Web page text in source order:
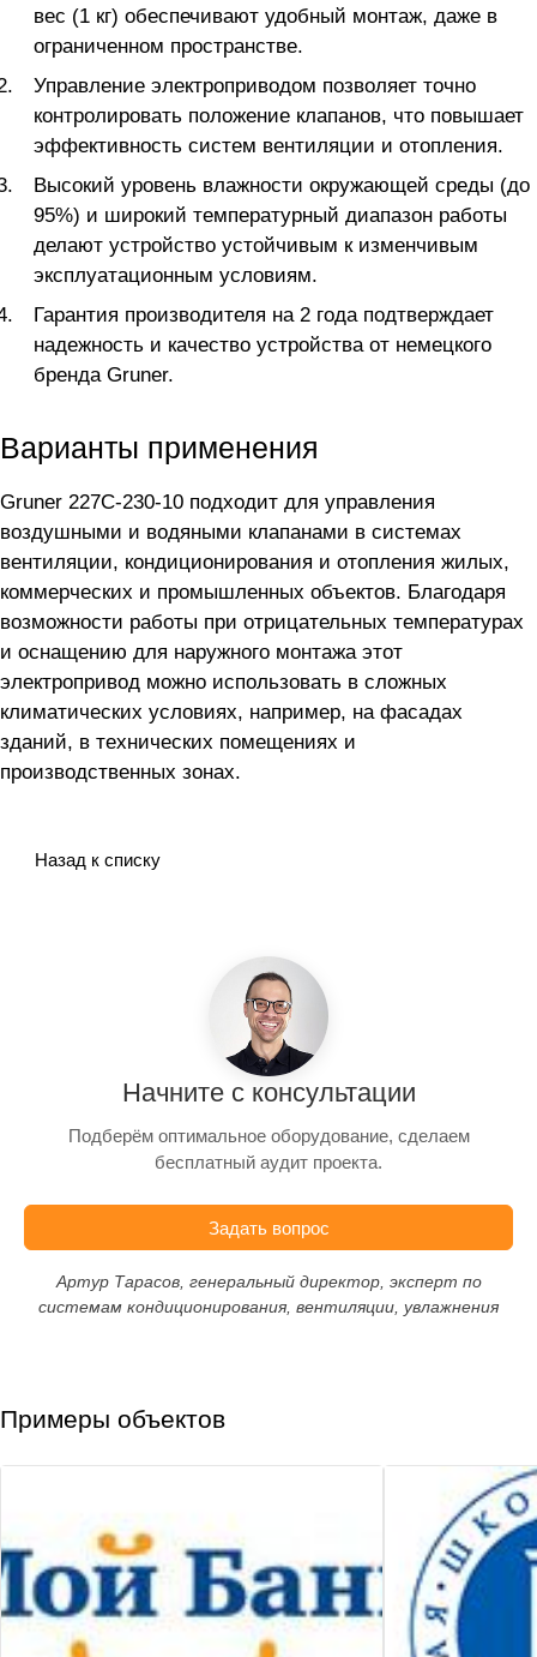
вес (1 кг) обеспечивают удобный монтаж, даже в
ограниченном пространстве.
Управление электроприводом позволяет точно
контролировать положение клапанов, что повышает
эффективность систем вентиляции и отопления.
Высокий уровень влажности окружающей среды (до
95%) и широкий температурный диапазон работы
делают устройство устойчивым к изменчивым
эксплуатационным условиям.
Гарантия производителя на 2 года подтверждает
надежность и качество устройства от немецкого
бренда Gruner.
Варианты применения
Gruner 227C-230-10 подходит для управления
воздушными и водяными клапанами в системах
вентиляции, кондиционирования и отопления жилых,
коммерческих и промышленных объектов. Благодаря
возможности работы при отрицательных температурах
и оснащению для наружного монтажа этот
электропривод можно использовать в сложных
климатических условиях, например, на фасадах
зданий, в технических помещениях и
производственных зонах.
Назад к списку
Начните с консультации
Подберём оптимальное оборудование, сделаем
бесплатный аудит проекта.
Задать вопрос
Артур Тарасов, генеральный директор, эксперт по
системам кондиционирования, вентиляции, увлажнения
Примеры объектов